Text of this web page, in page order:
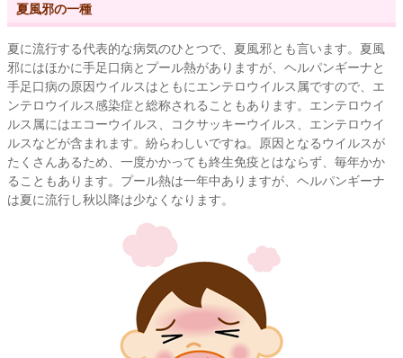
夏風邪の一種
夏に流行する代表的な病気のひとつで、夏風邪とも言います。夏風
邪にはほかに手足口病とプール熱がありますが、ヘルパンギーナと
手足口病の原因ウイルスはともにエンテロウイルス属ですので、エ
ンテロウイルス感染症と総称されることもあります。エンテロウイ
ルス属にはエコーウイルス、コクサッキーウイルス、エンテロウイ
ルスなどが含まれます。紛らわしいですね。原因となるウイルスが
たくさんあるため、一度かかっても終生免疫とはならず、毎年かか
ることもあります。プール熱は一年中ありますが、ヘルパンギーナ
は夏に流行し秋以降は少なくなります。